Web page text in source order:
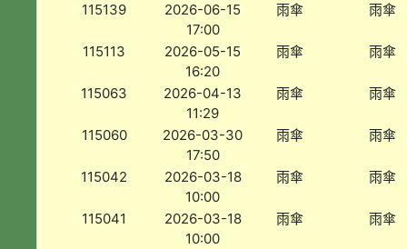
115139
2026-06-15
17:00
雨傘 雨傘
115113
2026-05-15
16:20
雨傘 雨傘
115063
2026-04-13
11:29
雨傘 雨傘
115060
2026-03-30
17:50
雨傘 雨傘
115042
2026-03-18
10:00
雨傘 雨傘
115041
2026-03-18
10:00
雨傘 雨傘